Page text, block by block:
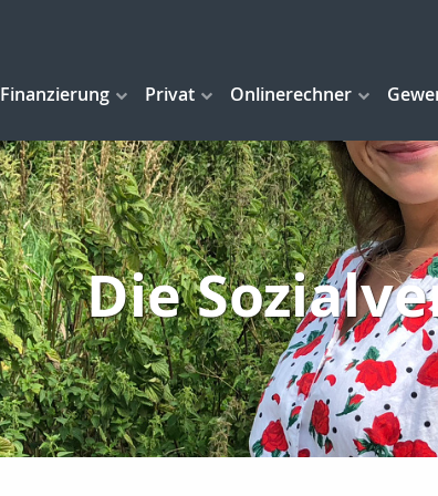
Finanzierung Privat Onlinerechner
Die